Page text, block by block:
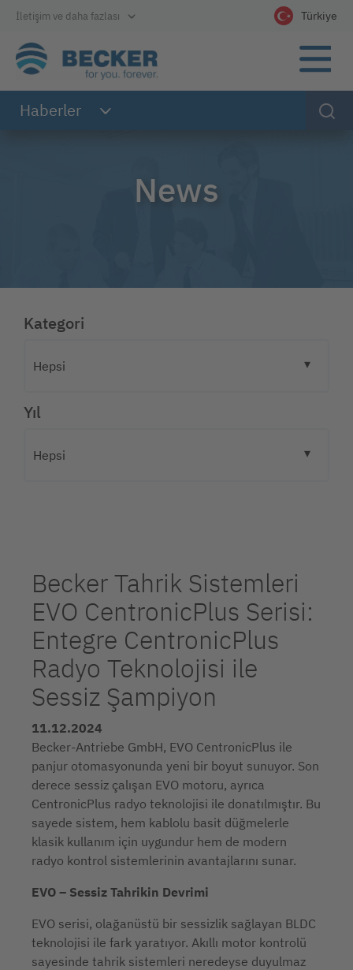
Doğrudan ana navigasyona git
Doğrudan içeriğe git
Doğrudan altbilgiye git
İletişim ve daha fazlası Türkiye
Haberler
News
Kategori
Yıl
Becker Tahrik Sistemleri
EVO CentronicPlus Serisi:
Entegre CentronicPlus
Radyo Teknolojisi ile
Sessiz Şampiyon
11.12.2024
Becker-Antriebe GmbH, EVO CentronicPlus ile
panjur otomasyonunda yeni bir boyut sunuyor. Son
derece sessiz çalışan EVO motoru, ayrıca
CentronicPlus radyo teknolojisi ile donatılmıştır. Bu
sayede sistem, hem kablolu basit düğmelerle
klasik kullanım için uygundur hem de modern
radyo kontrol sistemlerinin avantajlarını sunar.
EVO – Sessiz Tahrikin Devrimi
EVO serisi, olağanüstü bir sessizlik sağlayan BLDC
teknolojisi ile fark yaratıyor. Akıllı motor kontrolü
sayesinde tahrik sistemleri neredeyse duyulmaz